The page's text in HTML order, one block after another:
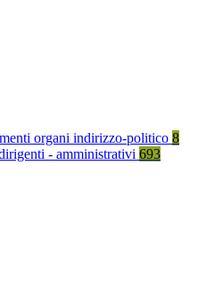
organi indirizzo-politico 8
- amministrativi 693